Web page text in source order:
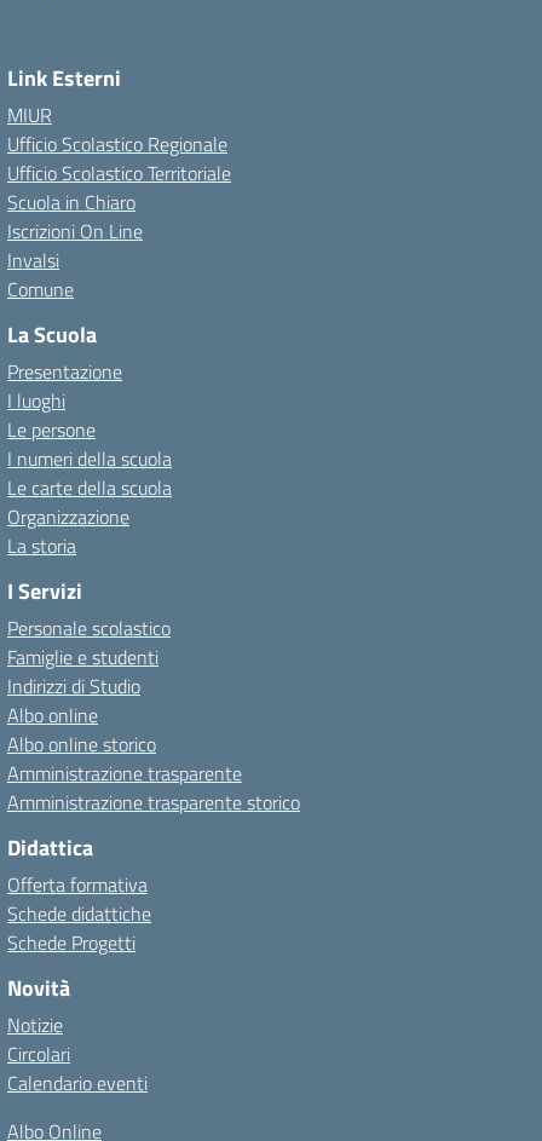
Link Esterni
MIUR
Ufficio Scolastico Regionale
Ufficio Scolastico Territoriale
Scuola in Chiaro
Iscrizioni On Line
Invalsi
Comune
La Scuola
Presentazione
I luoghi
Le persone
I numeri della scuola
Le carte della scuola
Organizzazione
La storia
I Servizi
Personale scolastico
Famiglie e studenti
Indirizzi di Studio
Albo online
Albo online storico
Amministrazione trasparente
Amministrazione trasparente storico
Didattica
Offerta formativa
Schede didattiche
Schede Progetti
Novità
Notizie
Circolari
Calendario eventi
Albo Online